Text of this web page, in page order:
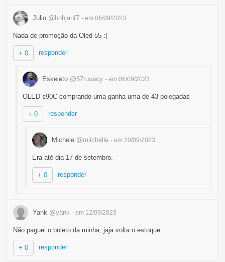
Julio @bnhjanf7 - em 06/09/2023
Nada de promoção da Oled 55 :(
+ 0 responder
Eskeleto @57ruoacy - em 06/09/2023
OLED s90C comprando uma ganha uma de 43 polegadas
+ 0 responder
Michele @miichelle - em 20/09/2023
Era até dia 17 de setembro.
+ 0 responder
Yank @yank - em 12/09/2023
Não paguei o boleto da minha, jaja volta o estoque
+ 0 responder